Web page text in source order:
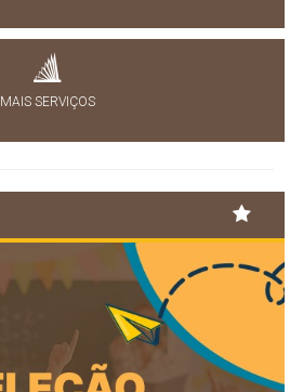
MAIS SERVIÇOS